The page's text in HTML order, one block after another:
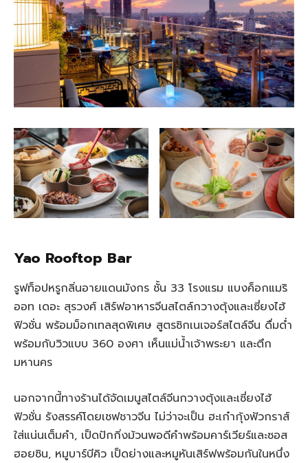
Yao Rooftop Bar
รูฟท็อปหรูกลิ่นอายแดนมังกร ชั้น 33 โรงแรม แบงค็อกแมริ
ออท เดอะ สุรวงศ์ เสิร์ฟอาหารจีนสไตล์กวางตุ้งและเซี่ยงไฮ้
ฟิวชั่น พร้อมม็อกเทลสุดพิเศษ สูตรซิกเนเจอร์สไตล์จีน ดื่มด่ำ
พร้อมกับวิวแบบ 360 องศา เห็นแม่น้ำเจ้าพระยา และตึก
มหานคร
นอกจากนี้ทางร้านได้จัดเมนูสไตล์จีนกวางตุ้งและเซี่ยงไฮ้
ฟิวชั่น รังสรรค์โดยเชฟชาวจีน ไม่ว่าจะเป็น ฮะเก๋ากุ้งฟัวกราส์
ใส่แน่นเต็มคำ, เป็ดปักกิ่งม้วนพอดีคำพร้อมคาร์เวียร์และซอส
ฮอยซิน, หมูบาร์บีคิว เป็ดย่างและหมูหันเสิร์ฟพร้อมกันในหนึ่ง